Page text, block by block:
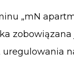
„mN
uregulowania